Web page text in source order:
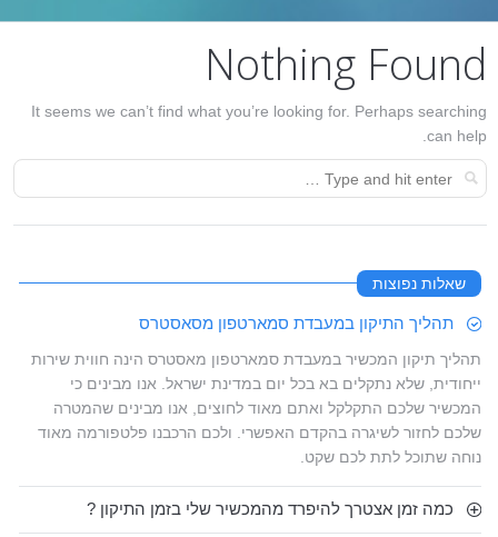
Nothing Found
It seems we can’t find what you’re looking for. Perhaps searching
can help.
שאלות נפוצות
תהליך התיקון במעבדת סמארטפון מסאסטרס
תהליך תיקון המכשיר במעבדת סמארטפון מאסטרס הינה חווית שירות
ייחודית, שלא נתקלים בא בכל יום במדינת ישראל. אנו מבינים כי
המכשיר שלכם התקלקל ואתם מאוד לחוצים, אנו מבינים שהמטרה
שלכם לחזור לשיגרה בהקדם האפשרי. ולכם הרכבנו פלטפורמה מאוד
נוחה שתוכל לתת לכם שקט.
כמה זמן אצטרך להיפרד מהמכשיר שלי בזמן התיקון ?